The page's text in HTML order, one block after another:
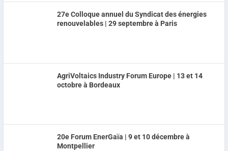
27e Colloque annuel du Syndicat des énergies
renouvelables | 29 septembre à Paris
AgriVoltaics Industry Forum Europe | 13 et 14
octobre à Bordeaux
20e Forum EnerGaïa | 9 et 10 décembre à
Montpellier